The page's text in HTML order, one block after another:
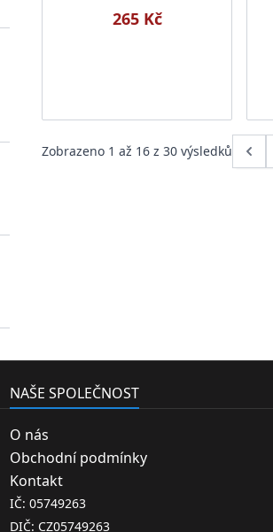
265 Kč
Zobrazeno 1 až 16 z 30 výsledků
NAŠE SPOLEČNOST
O nás
Obchodní podmínky
Kontakt
IČ: 05749263
DIČ: CZ05749263